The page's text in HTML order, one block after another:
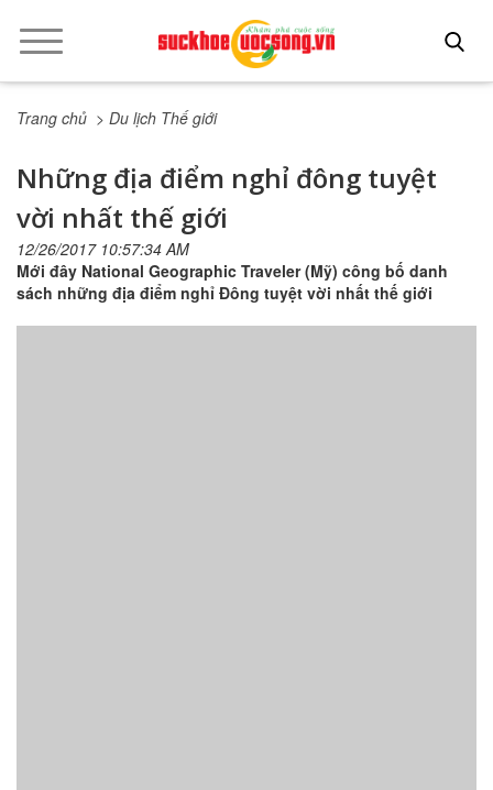
Trang chủ > Du lịch Thế giới
Những địa điểm nghỉ đông tuyệt
vời nhất thế giới
12/26/2017 10:57:34 AM
Mới đây National Geographic Traveler (Mỹ) công bố danh
sách những địa điểm nghỉ Đông tuyệt vời nhất thế giới